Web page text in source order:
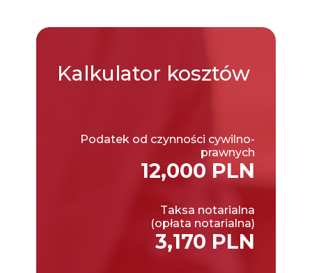
Kalkulator kosztów
Podatek od czynności cywilno-
prawnych
12,000 PLN
Taksa notarialna
(opłata notarialna)
3,170 PLN